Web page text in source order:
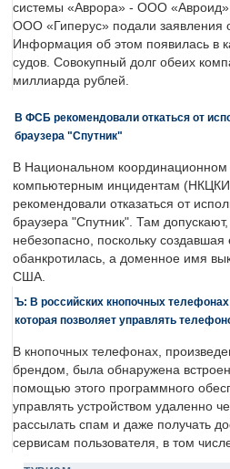
системы «Аврора» - ООО
ООО «Гиперус» подали заявления
Информация об этом появилась в
судов. Совокупный долг обеих
миллиарда рублей.
В ФСБ рекомендовали откаться от
браузера "Спутник"
В Национальном координационном
компьютерным инцидентам
рекомендовали отказаться от
браузера "Спутник". Там
небезопасно, поскольку создавшая
обанкротилась, а доменное имя
США.
Ъ: В российских кнопочных
которая позволяет управлять
В кнопочных телефонах,
брендом, была обнаружена
помощью этого программного
управлять устройством удаленно
рассылать спам и даже получать
сервисам пользователя, в том